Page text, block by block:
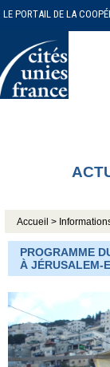
LE PORTAIL DE LA
Accueil >
PROGRAMME
À JÉRUSALEM-